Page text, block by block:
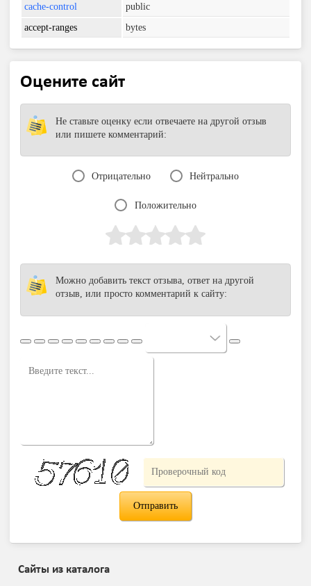
cache-control
public
accept-ranges
bytes
Оцените сайт
Не ставьте оценку если отвечаете на другой отзыв
или пишете комментарий:
Отрицательно Нейтрально
Положительно
Можно добавить текст отзыва, ответ на другой
отзыв, или просто комментарий к сайту:
Сайты из каталога